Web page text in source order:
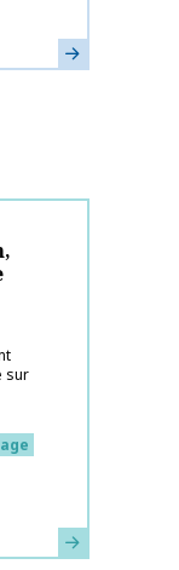
Learn more
sur
Learn more